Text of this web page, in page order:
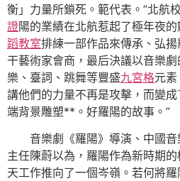
衡」力量所鎖死。範代表。”北航
證陽的業績在北航惹起了極年夜
蹈教室排練一部作品來傳承、弘
干藝術家會商，最后決議以音樂
樂、臺詞、跳舞等豐盛九宮格元
講他們的力量不再是攻擊，而變
端背景雕塑**。好羅陽的故事。”
音樂劇《羅陽》導演、中國
主任陳蔚以為，羅陽作為新時期
天工作推向了一個岑嶺。若何將